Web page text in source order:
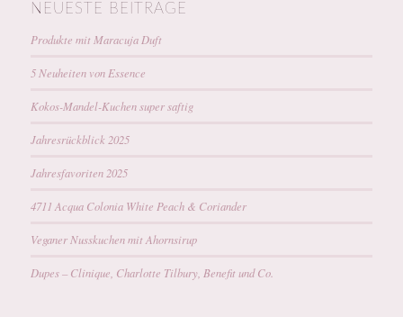
NEUESTE BEITRÄGE
Produkte mit Maracuja Duft
5 Neuheiten von Essence
Kokos-Mandel-Kuchen super saftig
Jahresrückblick 2025
Jahresfavoriten 2025
4711 Acqua Colonia White Peach & Coriander
Veganer Nusskuchen mit Ahornsirup
Dupes – Clinique, Charlotte Tilbury, Benefit und Co.